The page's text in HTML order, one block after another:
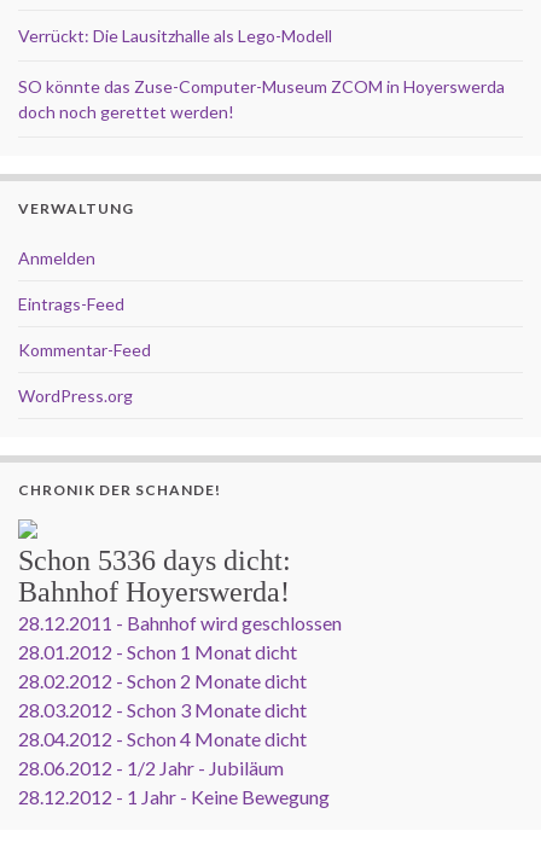
Verrückt: Die Lausitzhalle als Lego-Modell
SO könnte das Zuse-Computer-Museum ZCOM in Hoyerswerda
doch noch gerettet werden!
VERWALTUNG
Anmelden
Eintrags-Feed
Kommentar-Feed
WordPress.org
CHRONIK DER SCHANDE!
Schon 5336 days dicht:
Bahnhof Hoyerswerda!
28.12.2011 - Bahnhof wird geschlossen
28.01.2012 - Schon 1 Monat dicht
28.02.2012 - Schon 2 Monate dicht
28.03.2012 - Schon 3 Monate dicht
28.04.2012 - Schon 4 Monate dicht
28.06.2012 - 1/2 Jahr - Jubiläum
28.12.2012 - 1 Jahr - Keine Bewegung